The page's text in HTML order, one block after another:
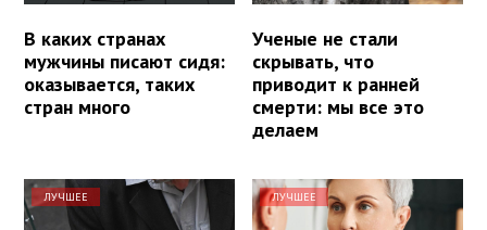
В каких странах
мужчины писают сидя:
оказывается, таких
стран много
Ученые не стали
скрывать, что
приводит к ранней
смерти: мы все это
делаем
ЛУЧШЕЕ ЛУЧШЕЕ